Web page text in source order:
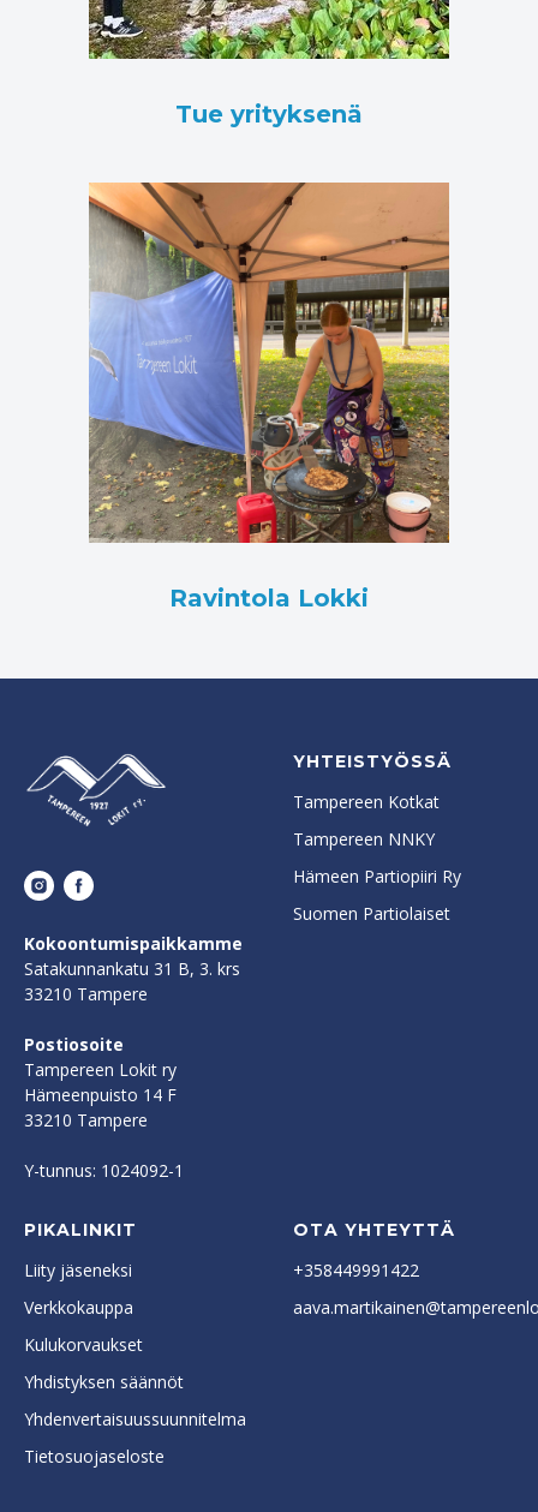
Tue yrityksenä
Ravintola Lokki
Kokoontumispaikkamme
Satakunnankatu 31 B, 3. krs
33210 Tampere
Postiosoite
Tampereen Lokit ry
Hämeenpuisto 14 F
33210 Tampere
Y-tunnus: 1024092-1
YHTEISTYÖSSÄ
Tampereen Kotkat
Tampereen NNKY
Hämeen Partiopiiri Ry
Suomen Partiolaiset
PIKALINKIT
Liity jäseneksi
Verkkokauppa
Kulukorvaukset
Yhdistyksen säännöt
Yhdenvertaisuussuunnitelma
Tietosuojaseloste
OTA YHTEYTTÄ
+358449991422